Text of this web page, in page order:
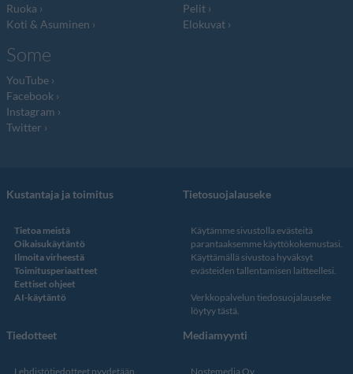
Ruoka
Koti & Asuminen
Pelit
Elokuvat
Some
YouTube
Facebook
Instagram
Twitter
Kustantaja ja toimitus
Tietoa meistä
Oikaisukäytäntö
Ilmoita virheestä
Toimitusperiaatteet
Eettiset ohjeet
AI-käytäntö
Tietosuojalauseke
Käytämme sivustolla evästeitä
parantaaksemme käyttökokemustasi.
Käyttämällä sivustoa hyväksyt
evästeiden tallentamisen laitteellesi.
Verkkopalvelun tiedosuojalauseke
löytyy tästä
Tiedotteet
Lehdistötiedotteet pyydetään
Mediamyynti
Nostemedia Oy